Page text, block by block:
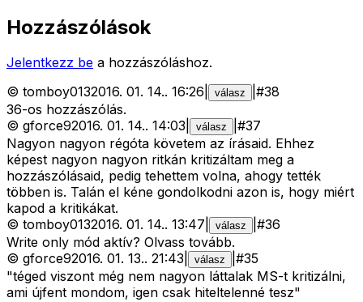
Hozzászólások
Jelentkezz be a hozzászóláshoz.
© tomboy0132016. 01. 14.. 16:26 válasz #38
36-os hozzászólás.
© gforce92016. 01. 14.. 14:03 válasz #37
Nagyon nagyon régóta követem az írásaid. Ehhez
képest nagyon nagyon ritkán kritizáltam meg a
hozzászólásaid, pedig tehettem volna, ahogy tették
többen is. Talán el kéne gondolkodni azon is, hogy miért
kapod a kritikákat.
© tomboy0132016. 01. 14.. 13:47 válasz #36
Write only mód aktív? Olvass tovább.
© gforce92016. 01. 13.. 21:43 válasz #35
"téged viszont még nem nagyon láttalak MS-t kritizálni,
ami újfent mondom, igen csak hiteltelenné tesz"